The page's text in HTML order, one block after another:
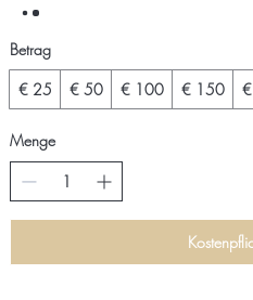
Betrag
€ 25
€ 50 € 100 € 150
Menge